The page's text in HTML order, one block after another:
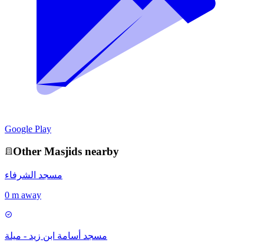
Google Play
Other Masjids nearby
مسجد الشرفاء
0 m away
مسجد أسامة ابن زيد - ميلة